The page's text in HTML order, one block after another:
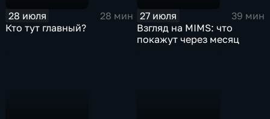
28 июля
28 мин
Кто тут главный?
27 июля
39 мин
Взгляд на MIMS: что
покажут через месяц